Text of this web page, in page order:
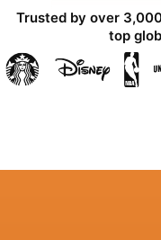
Trusted by over
top